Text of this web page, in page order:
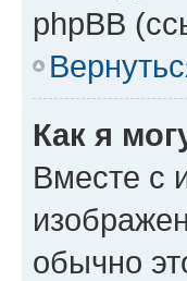
phpBB
Как я
Вместе с
обычно